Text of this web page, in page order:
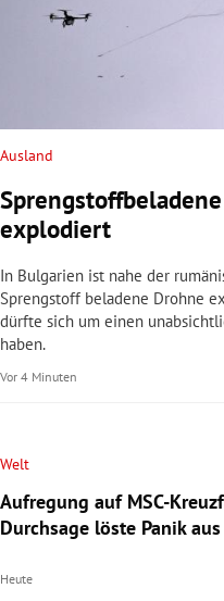
Ausland
explodiert
In Bulgarien ist nahe der
Sprengstoff beladene Drohne
dürfte sich um einen
haben.
Vor 4 Minuten
Welt
Aufregung auf MSC-
Durchsage löste Panik aus
Heute